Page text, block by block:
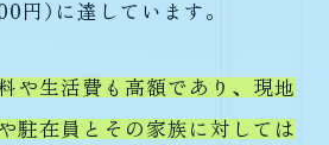
円）に達しています。
や生活費も高額であり、現地
駐在員とその家族に対しては